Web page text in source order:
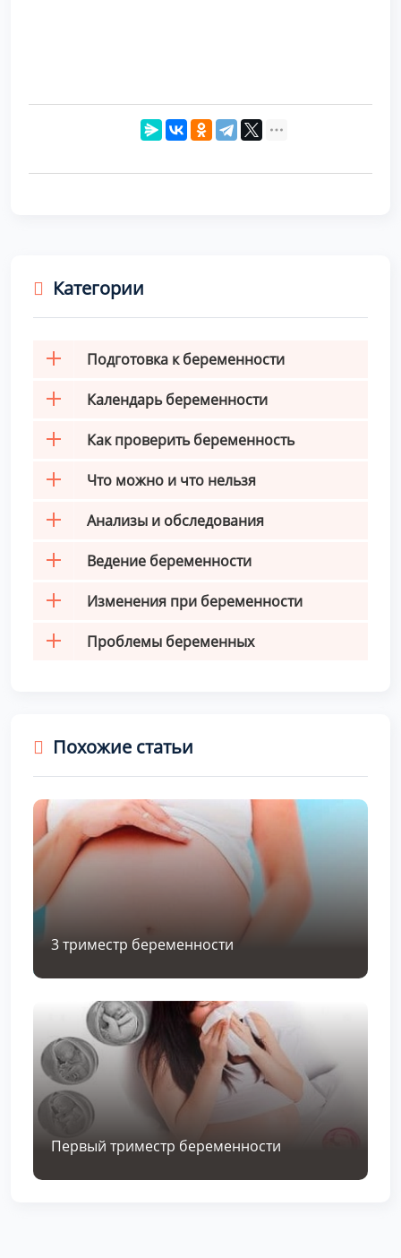
Категории
Подготовка к беременности
Календарь беременности
Как проверить беременность
Что можно и что нельзя
Анализы и обследования
Ведение беременности
Изменения при беременности
Проблемы беременных
Похожие статьи
3 триместр беременности
Первый триместр беременности